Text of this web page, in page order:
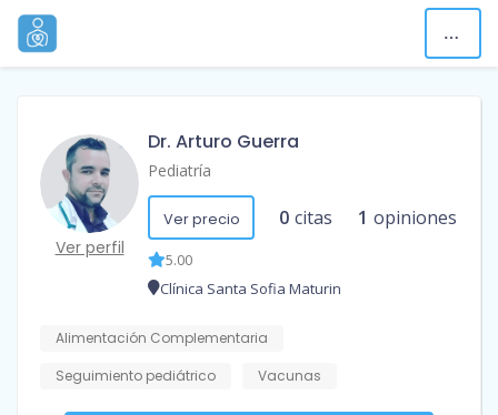
Ver perfil
Dr. Arturo Guerra
Pediatría
Ver precio 0 citas 1 opiniones
5.00
Clínica Santa Sofia Maturin
Alimentación Complementaria
Seguimiento pediátrico
Vacunas